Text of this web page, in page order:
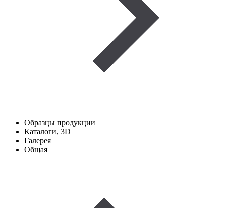
Образцы продукции
Каталоги, 3D
Галерея
Общая